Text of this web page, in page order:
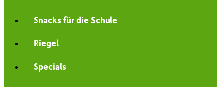
Snacks für die Schule
Riegel
Specials